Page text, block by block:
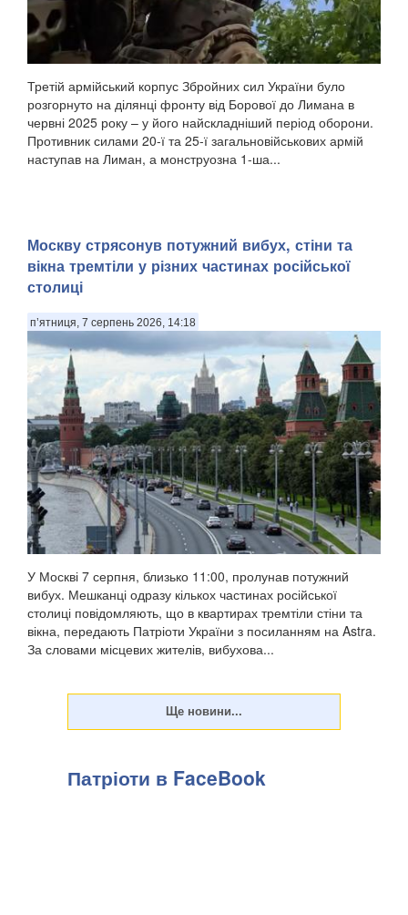
Третій армійський корпус Збройних сил України було
розгорнуто на ділянці фронту від Борової до Лимана в
червні 2025 року – у його найскладніший період оборони.
Противник силами 20-ї та 25-ї загальновійськових армій
наступав на Лиман, а монструозна 1-ша...
Москву стрясонув потужний вибух, стіни та
вікна тремтіли у різних частинах російської
столиці
п’ятниця, 7 серпень 2026, 14:18
У Москві 7 серпня, близько 11:00, пролунав потужний
вибух. Мешканці одразу кількох частинах російської
столиці повідомляють, що в квартирах тремтіли стіни та
вікна, передають Патріоти України з посиланням на Astra.
За словами місцевих жителів, вибухова...
Патріоти в FaceBook